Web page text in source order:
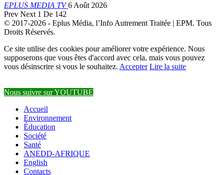
EPLUS MEDIA TV6 Août 2026
Prev Next 1 De 142
© 2017-2026 - Eplus Média, l’Info Autrement Traitée | EPM. Tous
Droits Réservés.
Ce site utilise des cookies pour améliorer votre expérience. Nous
supposerons que vous êtes d'accord avec cela, mais vous pouvez
vous désinscrire si vous le souhaitez. Accepter Lire la suite
Nous suivre sur YOUTUBE
Accueil
Environnement
Éducation
Société
Santé
ANEDD-AFRIQUE
English
Contacts